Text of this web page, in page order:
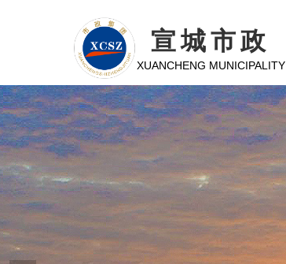
宣城市政
XUANCHENG MUNICIPALITY